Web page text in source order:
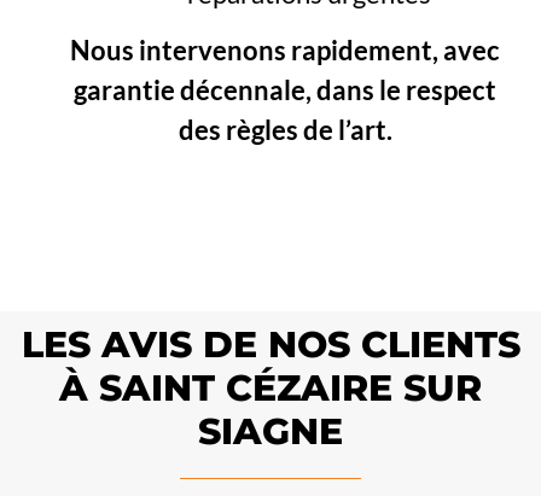
Nous intervenons rapidement, avec
garantie décennale, dans le respect
des règles de l’art.
LES AVIS DE NOS CLIENTS
À SAINT CÉZAIRE SUR
SIAGNE